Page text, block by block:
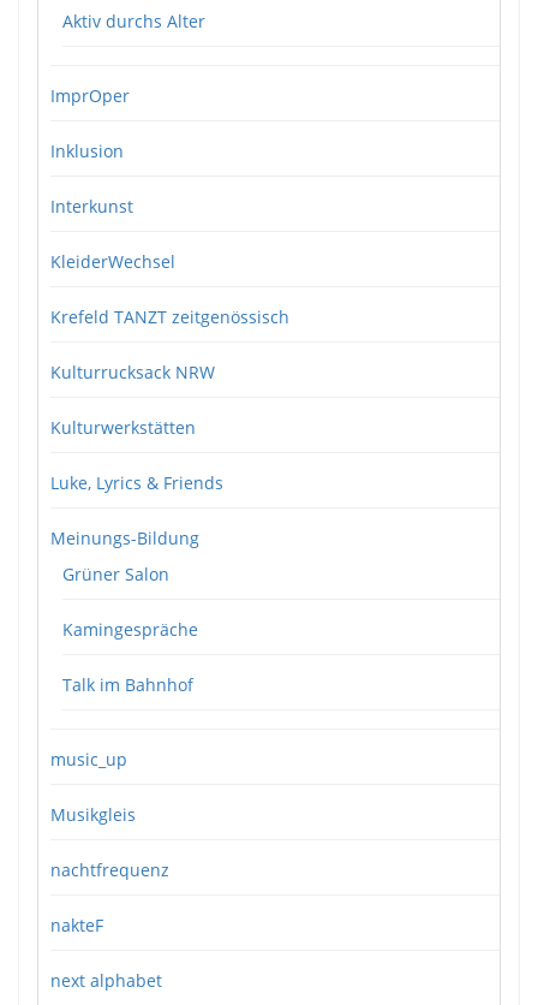
Aktiv durchs Alter
ImprOper
Inklusion
Interkunst
KleiderWechsel
Krefeld TANZT zeitgenössisch
Kulturrucksack NRW
Kulturwerkstätten
Luke, Lyrics & Friends
Meinungs-Bildung
Grüner Salon
Kamingespräche
Talk im Bahnhof
music_up
Musikgleis
nachtfrequenz
nakteF
next alphabet